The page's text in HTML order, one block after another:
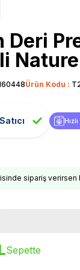
Deri
Ürün Kodu :
sipariş verirsen
Sepette